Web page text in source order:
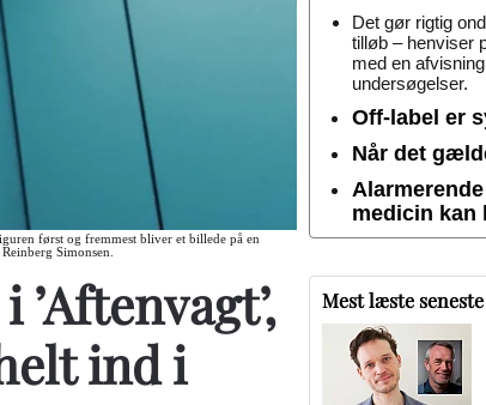
først og fremmest bliver et billede på en
Simonsen.
ind i
Det gør rigtig
tilløb – henviser
med en
undersøgelser.
Off-label er
Når det
medicin kan
Mest læste seneste